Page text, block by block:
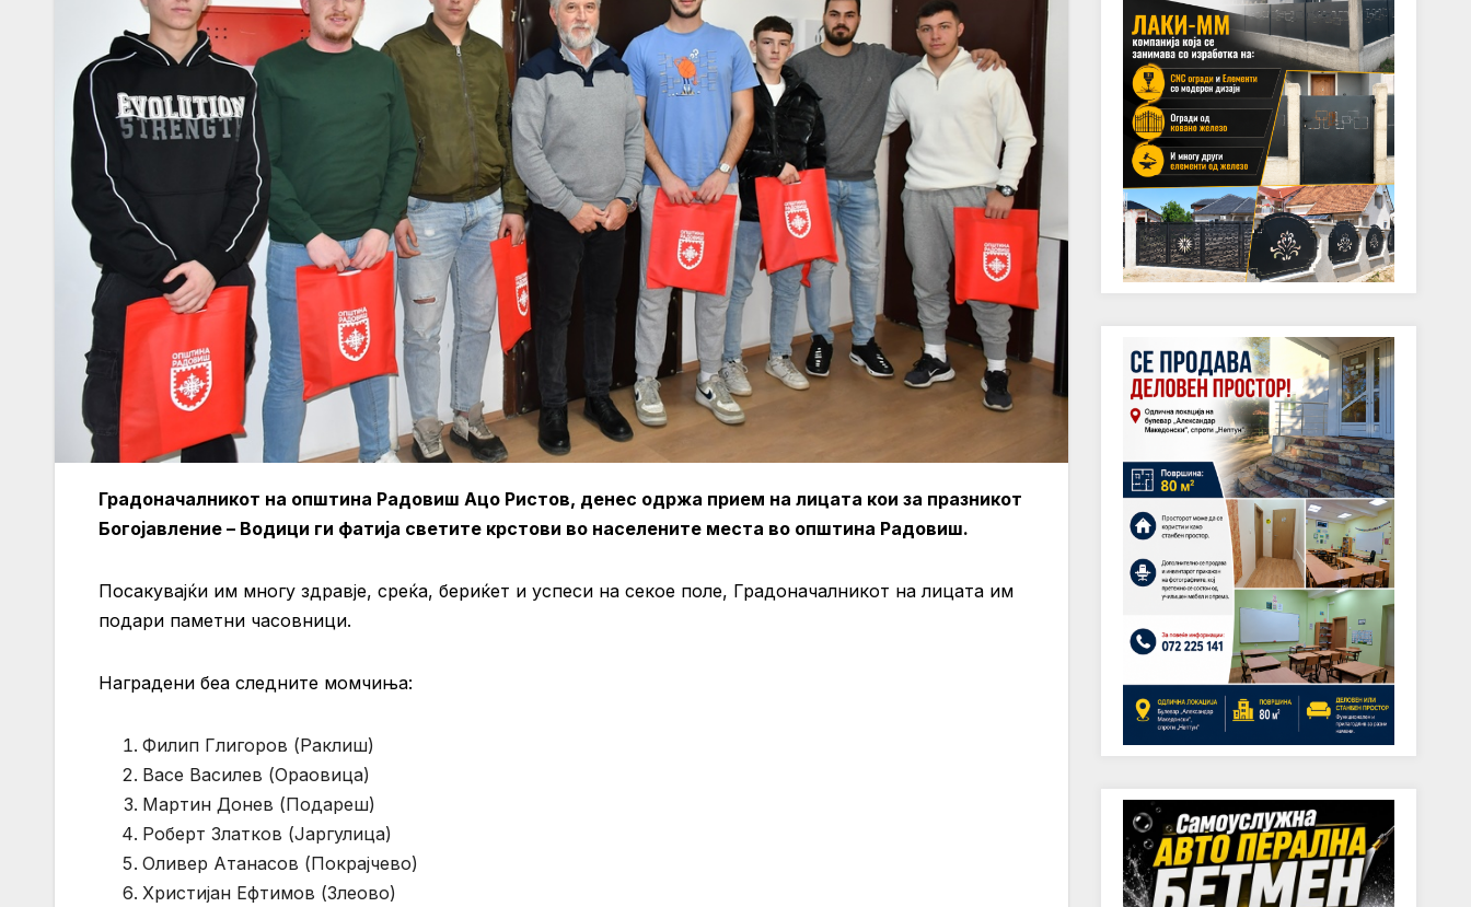
Градоначалникот на општина Радовиш Aцо Ристов, денес одржа прием на лицата кои за празникот
Богојавление – Водици ги фатија светите крстови во населените места во општина Радовиш.
Посакувајќи им многу здравје, среќа, бериќет и успеси на секое поле, Градоначалникот на лицата им
подари паметни часовници.
Наградени беа следните момчиња:
Филип Глигоров (Раклиш)
Васе Василев (Ораовица)
Мартин Донев (Подареш)
Роберт Златков (Јаргулица)
Оливер Атанасов (Покрајчево)
Христијан Ефтимов (Злеово)